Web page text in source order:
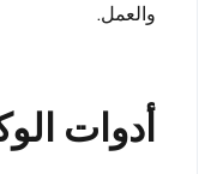
والعمل.
أدوات